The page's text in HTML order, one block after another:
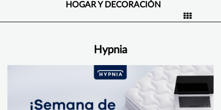
HOGAR Y DECORACIÓN
Hypnia